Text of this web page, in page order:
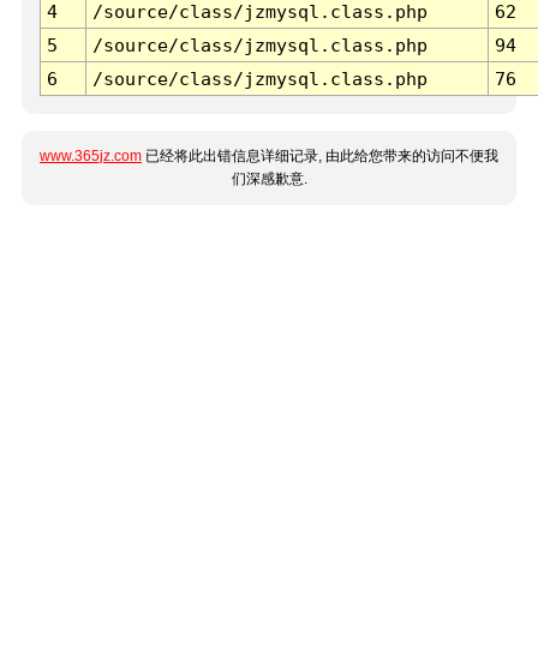
4
/source/class/jzmysql.class.php
62
5
/source/class/jzmysql.class.php
94
6
/source/class/jzmysql.class.php 76
www.365jz.com 已经将此出错信息详细记录, 由此给您带来的访问不便我
们深感歉意.